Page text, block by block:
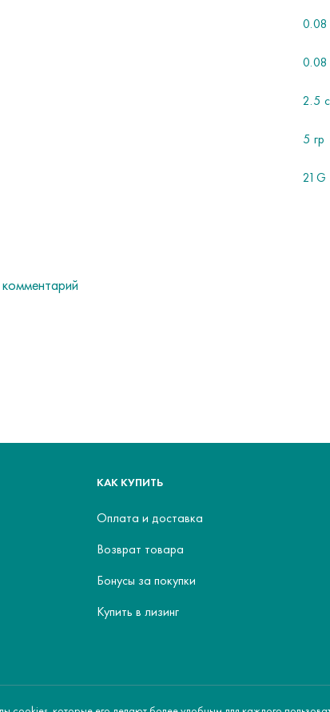
2.5
5 гр
21G
КАК КУПИТЬ
Оплата и доставка
Возврат товара
Бонусы за покупки
Купить в лизинг